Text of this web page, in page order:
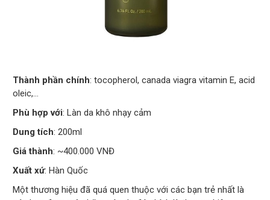
Thành phần chính: tocopherol, canada viagra vitamin E, acid
oleic,…
Phù hợp với: Làn da khô nhạy cảm
Dung tích: 200ml
Giá thành: ~400.000 VNĐ
Xuất xứ: Hàn Quốc
Một thương hiệu đã quá quen thuộc với các bạn trẻ nhất là